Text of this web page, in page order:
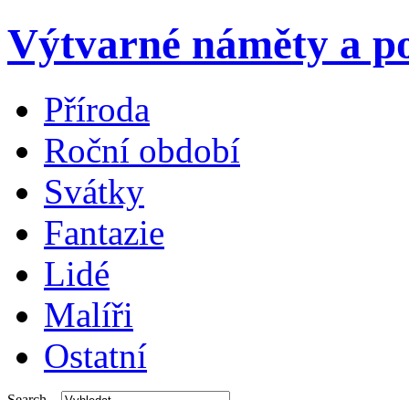
Výtvarné náměty a
Příroda
Roční období
Svátky
Fantazie
Lidé
Malíři
Ostatní